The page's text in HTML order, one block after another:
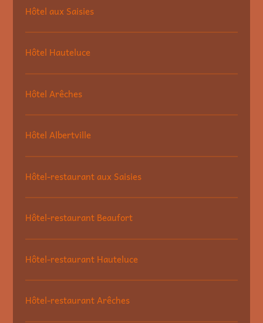
Hôtel aux Saisies
Hôtel Hauteluce
Hôtel Arêches
Hôtel Albertville
Hôtel-restaurant aux Saisies
Hôtel-restaurant Beaufort
Hôtel-restaurant Hauteluce
Hôtel-restaurant Arêches